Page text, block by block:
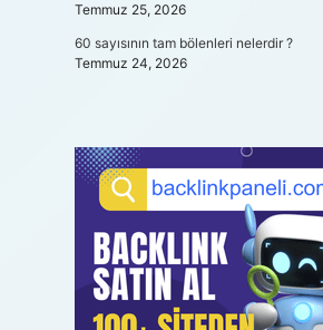
Temmuz 25, 2026
60 sayısının tam bölenleri nelerdir ?
Temmuz 24, 2026